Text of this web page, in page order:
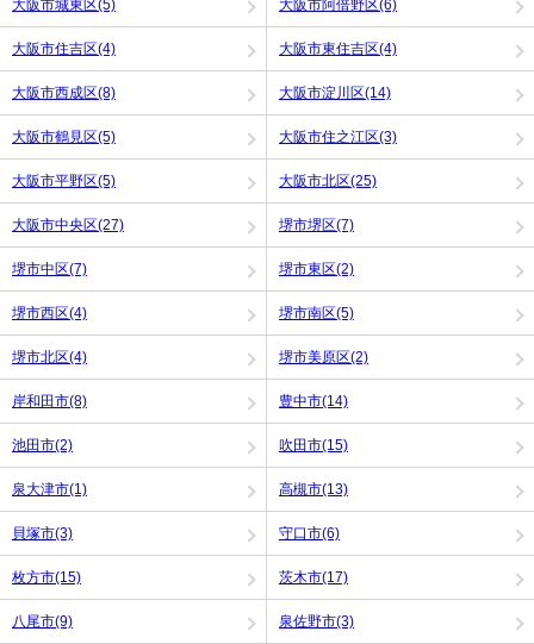
大阪市城東区(5) 大阪市阿倍野区(6)
大阪市住吉区(4) 大阪市東住吉区(4)
大阪市西成区(8) 大阪市淀川区(14)
大阪市鶴見区(5) 大阪市住之江区(3)
大阪市平野区(5) 大阪市北区(25)
大阪市中央区(27) 堺市堺区(7)
堺市中区(7) 堺市東区(2)
堺市西区(4) 堺市南区(5)
堺市北区(4) 堺市美原区(2)
岸和田市(8) 豊中市(14)
池田市(2) 吹田市(15)
泉大津市(1) 高槻市(13)
貝塚市(3) 守口市(6)
枚方市(15) 茨木市(17)
八尾市(9) 泉佐野市(3)